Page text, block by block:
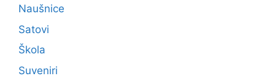
Naušnice
Satovi
Škola
Suveniri